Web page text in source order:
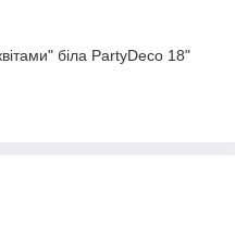
біла PartyDeco 18"